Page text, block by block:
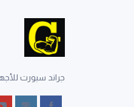
جراند سبورت